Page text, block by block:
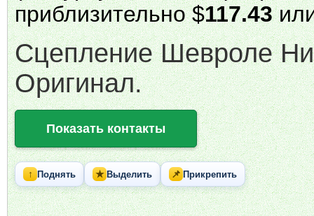
приблизительно $117.43
Сцепление Шевроле
Оригинал.
Показать контакты
↑ Поднять ★ Выделить 📌 Прикрепить